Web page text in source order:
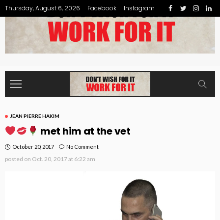
Thursday, August 6, 2026 Facebook Instagram
JEAN PIERRE HAKIM
met him at the vet
October 20, 2017 No Comment
posted on Oct. 20, 2017 at 6:22 am